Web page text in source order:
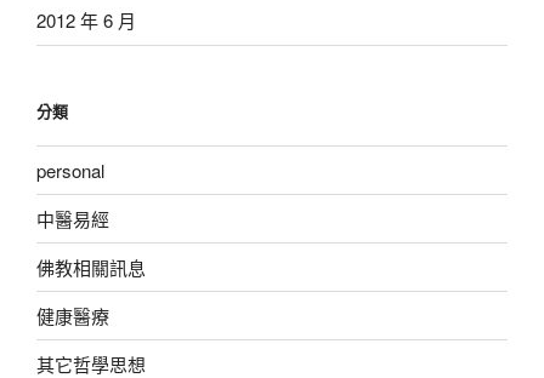
2012 年 6 月
分類
personal
中醫易經
佛教相關訊息
健康醫療
其它哲學思想